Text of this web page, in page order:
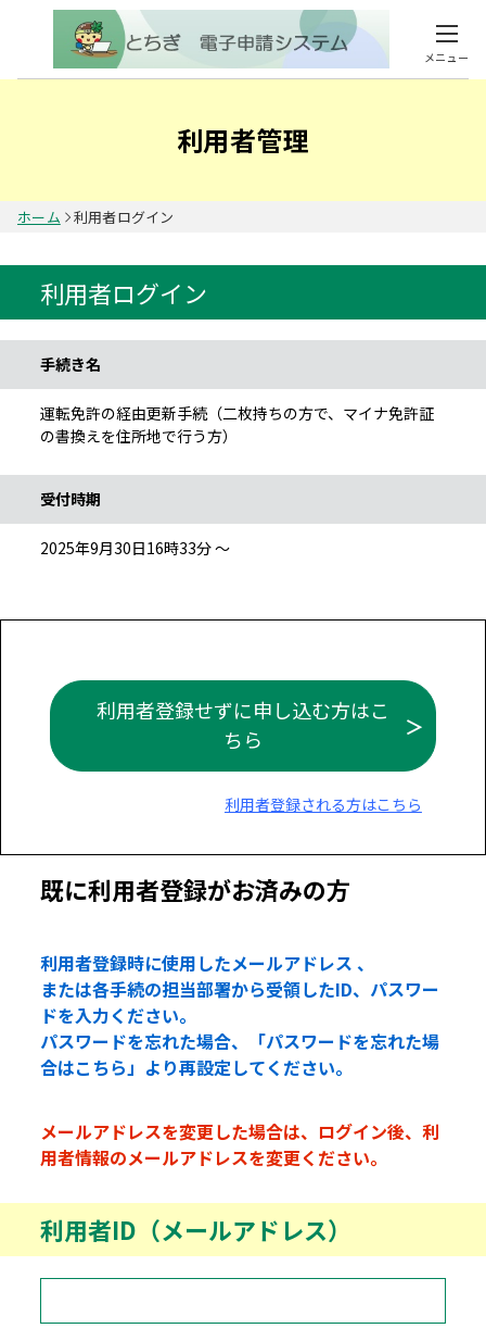
メニュー
利用者管理
ホーム 利用者ログイン
利用者ログイン
手続き名
運転免許の経由更新手続（二枚持ちの方で、マイナ免許証
の書換えを住所地で行う方）
受付時期
2025年9月30日16時33分 ～
利用者登録せずに申し込む方はこ
ちら
利用者登録される方はこちら
既に利用者登録がお済みの方
利用者登録時に使用したメールアドレス 、
または各手続の担当部署から受領したID、パスワー
ドを入力ください。
パスワードを忘れた場合、「パスワードを忘れた場
合はこちら」より再設定してください。
メールアドレスを変更した場合は、ログイン後、利
用者情報のメールアドレスを変更ください。
利用者ID（メールアドレス）